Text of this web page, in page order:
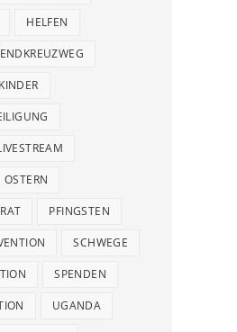
HELFEN
KINDER
OSTERN
PFINGSTEN
SCHWEGE
SPENDEN
UGANDA